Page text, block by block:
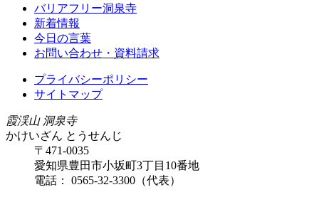
バリアフリー洞泉寺
新着情報
今日の言葉
お問い合わせ・資料請求
プライバシーポリシー
サイトマップ
霞渓山 洞泉寺
かけいざん とうせんじ
〒471-0035
愛知県豊田市小坂町3丁目10番地
電話： 0565-32-3300（代表）